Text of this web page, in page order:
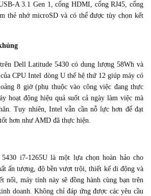
A 3.1 Gen 1, cổng HDMI, cổng RJ45, cổng
thẻ nhớ microSD và có thể được tùy chọn kết
Dell Latitude 5430 có dung lượng 58Wh và
CPU Intel dòng U thế hệ thứ 12 giúp máy có
8 giờ (phụ thuộc vào công việc đang thực
hoạt động hiệu quả suốt cả ngày làm việc mà
Tuy nhiên, Intel vẫn cần nỗ lực hơn để đạt
hơn như AMD đã thực hiện.
i7-1265U là một lựa chọn hoàn hảo cho
ấn tượng, độ bền vượt trội, thiết kế di động và
nối, máy tính này sẽ đồng hành cùng bạn trên
doanh. Không chỉ đáp ứng được các yêu cầu